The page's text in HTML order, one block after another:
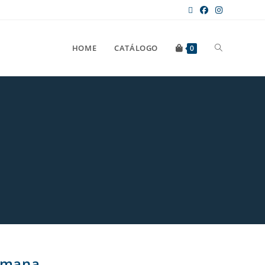
HOME CATÁLOGO 0